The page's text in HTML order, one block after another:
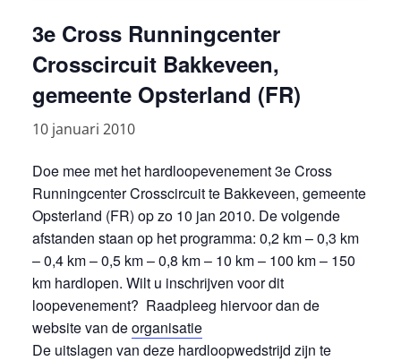
3e Cross Runningcenter
Crosscircuit Bakkeveen,
gemeente Opsterland (FR)
10 januari 2010
Doe mee met het hardloopevenement 3e Cross
Runningcenter Crosscircuit te Bakkeveen, gemeente
Opsterland (FR) op zo 10 jan 2010. De volgende
afstanden staan op het programma: 0,2 km – 0,3 km
– 0,4 km – 0,5 km – 0,8 km – 10 km – 100 km – 150
km hardlopen. Wilt u inschrijven voor dit
loopevenement? Raadpleeg hiervoor dan de
website van deorganisatie
De uitslagen van deze hardloopwedstrijd zijn te